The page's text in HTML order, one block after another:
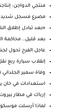
منتجي الدواجن: إنتاجنا يبلغ 40 مليون
مصـرع مسجل شديد
«بعد تبادل إطلاق
بعد قليل.. محاكمة
عاجل الفرح تحول
إنقلاب سيارة ربع
وفاة سمير
استعدادات في خان يونس لتسليم 3
إرباك في مطار
لماذا أرسلت موسكو